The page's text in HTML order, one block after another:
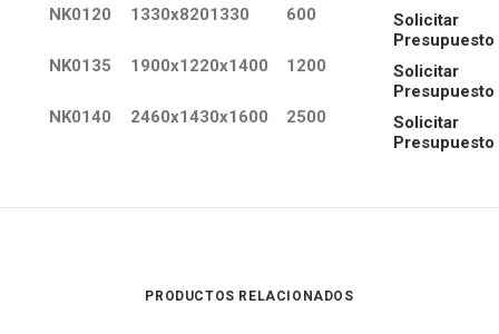
NK0120
1330x8201330 600
Solicitar
Presupuesto
NK0135
1900x1220x1400 1200
Solicitar
Presupuesto
NK0140
2460x1430x1600 2500
Solicitar
Presupuesto
PRODUCTOS RELACIONADOS